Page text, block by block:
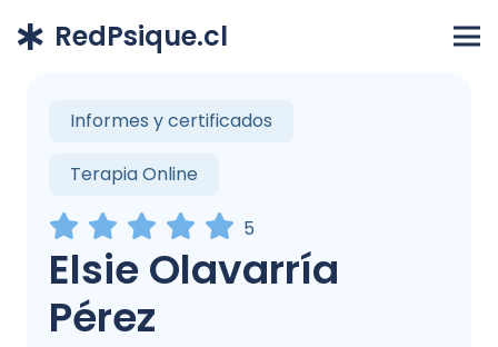
RedPsique.cl
Informes y certificados
Terapia Online
5
Elsie Olavarría
Pérez